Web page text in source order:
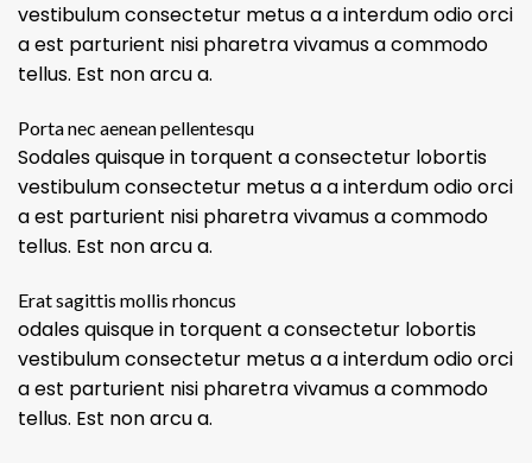
vestibulum consectetur metus a a interdum odio orci
a est parturient nisi pharetra vivamus a commodo
tellus. Est non arcu a.
Porta nec aenean pellentesqu
Sodales quisque in torquent a consectetur lobortis
vestibulum consectetur metus a a interdum odio orci
a est parturient nisi pharetra vivamus a commodo
tellus. Est non arcu a.
Erat sagittis mollis rhoncus
odales quisque in torquent a consectetur lobortis
vestibulum consectetur metus a a interdum odio orci
a est parturient nisi pharetra vivamus a commodo
tellus. Est non arcu a.